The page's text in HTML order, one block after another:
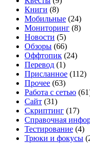
Книги (8)
Мобильные (24)
Мониторинг (8)
Новости (5)
Обзоры (66)
Оффтопик (24)
Перевод (1)
Присланное (112)
Прочее (63)
Работа с сетью
Сайт (31)
Скриптинг (17)
Справочная
Тестирование (4)
Трюки и фокусы